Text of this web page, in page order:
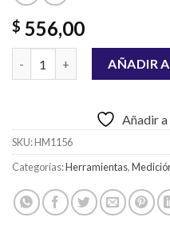
$ 556,00
CHOCLA TIRA LINEA 30 MT
AÑADIR
Añadir a
SKU:HM1156
Categorías:Herramientas,